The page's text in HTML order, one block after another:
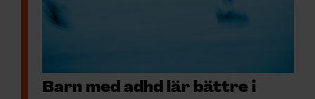
Barn med adhd lär bättre i